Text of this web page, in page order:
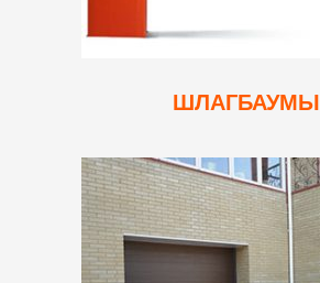
ШЛАГБАУМЫ